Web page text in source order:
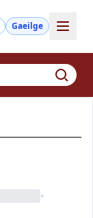
Gaeilge
•